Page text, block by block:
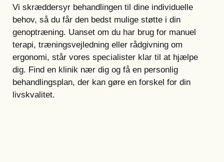
Vi skræddersyr behandlingen til dine individuelle
behov, så du får den bedst mulige støtte i din
genoptræning. Uanset om du har brug for manuel
terapi, træningsvejledning eller rådgivning om
ergonomi, står vores specialister klar til at hjælpe
dig. Find en klinik nær dig og få en personlig
behandlingsplan, der kan gøre en forskel for din
livskvalitet.